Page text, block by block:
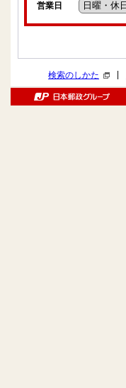
営業日
検索のしかた